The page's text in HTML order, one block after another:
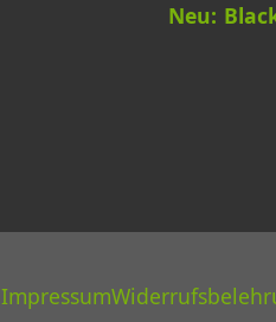
Neu:
Impressum